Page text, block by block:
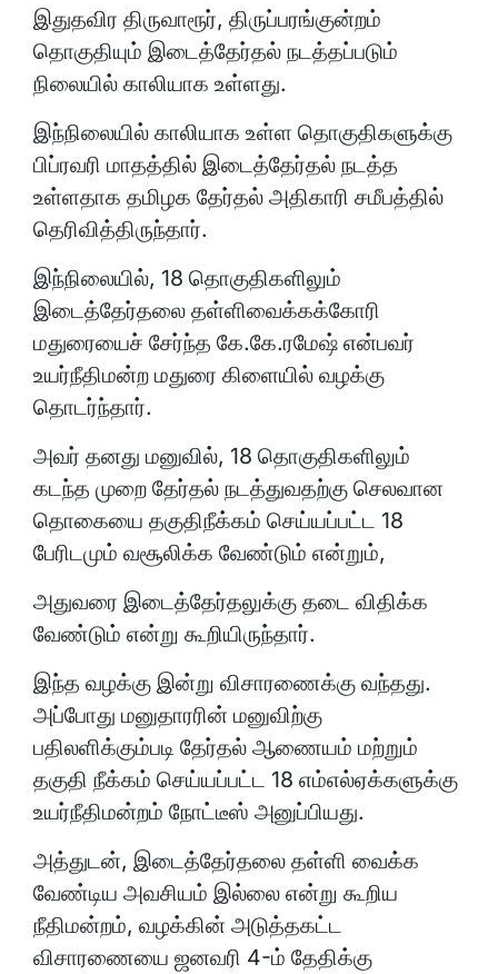
இதுதவிர திருவாரூர், திருப்பரங்குன்றம்
தொகுதியும் இடைத்தேர்தல் நடத்தப்படும்
நிலையில் காலியாக உள்ளது.
இந்நிலையில் காலியாக உள்ள தொகுதிகளுக்கு
பிப்ரவரி மாதத்தில் இடைத்தேர்தல் நடத்த
உள்ளதாக தமிழக தேர்தல் அதிகாரி சமீபத்தில்
தெரிவித்திருந்தார்.
இந்நிலையில், 18 தொகுதிகளிலும்
இடைத்தேர்தலை தள்ளிவைக்கக்கோரி
மதுரையைச் சேர்ந்த கே.கே.ரமேஷ் என்பவர்
உயர்நீதிமன்ற மதுரை கிளையில் வழக்கு
தொடர்ந்தார்.
அவர் தனது மனுவில், 18 தொகுதிகளிலும்
கடந்த முறை தேர்தல் நடத்துவதற்கு செலவான
தொகையை தகுதிநீக்கம் செய்யப்பட்ட 18
பேரிடமும் வசூலிக்க வேண்டும் என்றும்,
அதுவரை இடைத்தேர்தலுக்கு தடை விதிக்க
வேண்டும் என்று கூறியிருந்தார்.
இந்த வழக்கு இன்று விசாரணைக்கு வந்தது.
அப்போது மனுதாரரின் மனுவிற்கு
பதிலளிக்கும்படி தேர்தல் ஆணையம் மற்றும்
தகுதி நீக்கம் செய்யப்பட்ட 18 எம்எல்ஏக்களுக்கு
உயர்நீதிமன்றம் நோட்டீஸ் அனுப்பியது.
அத்துடன், இடைத்தேர்தலை தள்ளி வைக்க
வேண்டிய அவசியம் இல்லை என்று கூறிய
நீதிமன்றம், வழக்கின் அடுத்தகட்ட
விசாரணையை ஜனவரி 4-ம் தேதிக்கு